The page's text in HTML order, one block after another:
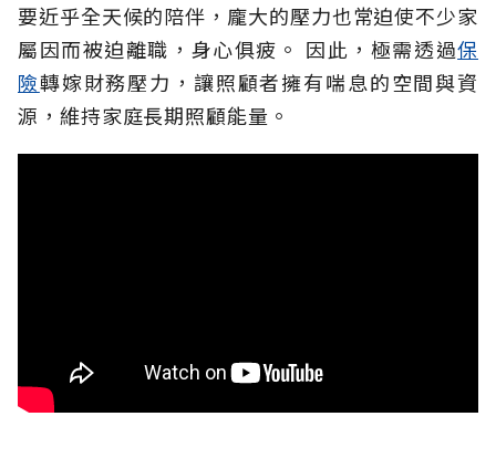
要近乎全天候的陪伴，龐大的壓力也常迫使不少家
屬因而被迫離職，身心俱疲。 因此，極需透過保
險轉嫁財務壓力，讓照顧者擁有喘息的空間與資
源，維持家庭長期照顧能量。